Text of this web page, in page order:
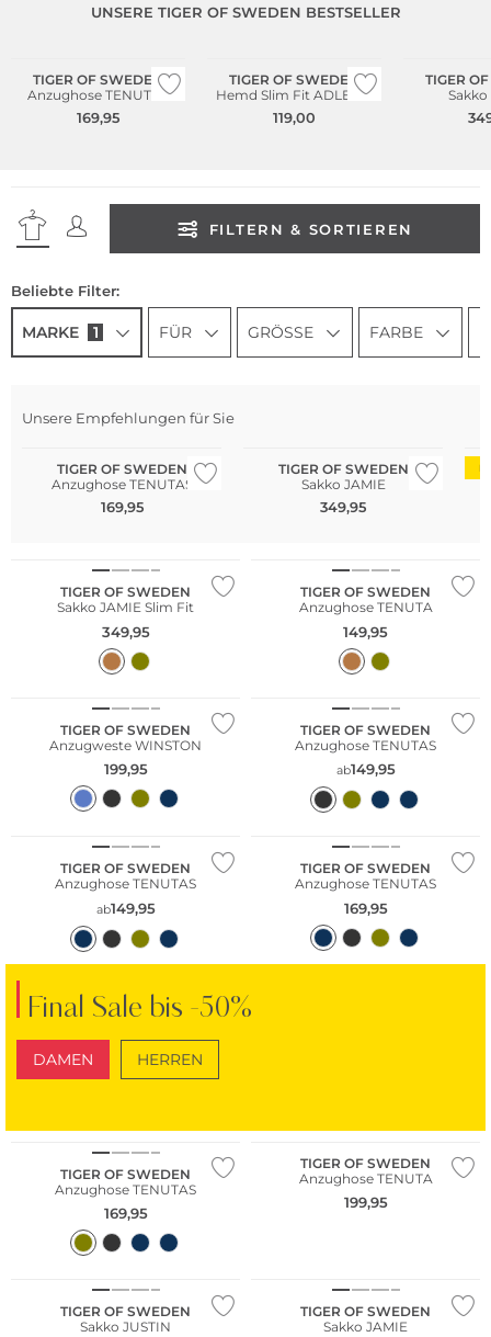
UNSERE TIGER OF SWEDEN BESTSELLER
TIGER OF SWEDEN
Anzughose TENUTAS
169,95
TIGER OF SWEDEN
Hemd Slim Fit ADLEY C
119,00
TIGER
FILTERN & SORTIEREN
Beliebte Filter:
MARKE 1 FÜR GRÖSSE FARBE
Unsere Empfehlungen für Sie
Nachhaltig
TIGER OF SWEDEN
Anzughose TENUTAS
169,95
TIGER OF SWEDEN
Sakko JAMIE
349,95
TIGER OF SWEDEN
Sakko JAMIE Slim Fit
349,95
TIGER OF SWEDEN
Anzughose TENUTA
149,95
TIGER OF SWEDEN
Anzugweste WINSTON
199,95
TIGER OF SWEDEN
Anzughose TENUTAS
ab149,95
TIGER OF SWEDEN
Anzughose TENUTAS
ab149,95
Nachhaltig
TIGER OF SWEDEN
Anzughose TENUTAS
169,95
Final Sale bis -50%
DAMEN HERREN
TIGER OF SWEDEN
Anzughose TENUTAS
169,95
TIGER OF SWEDEN
Anzughose TENUTA
199,95
TIGER OF SWEDEN
Sakko JUSTIN
TIGER OF SWEDEN
Sakko JAMIE